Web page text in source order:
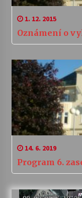
1. 12. 2015
Oznámení o
14. 6. 2019
Program 6.